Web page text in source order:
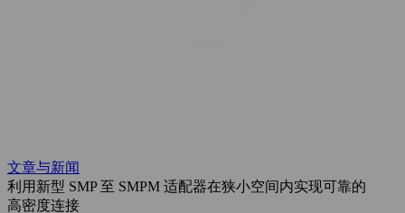
文章与新闻
利用新型 SMP 至 SMPM 适配器在狭小空间内实现可靠的
高密度连接